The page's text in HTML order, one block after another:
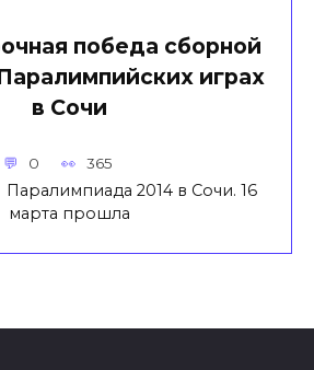
победа сборной
играх
в Сочи
0 365
2014 в Сочи. 16
марта прошла